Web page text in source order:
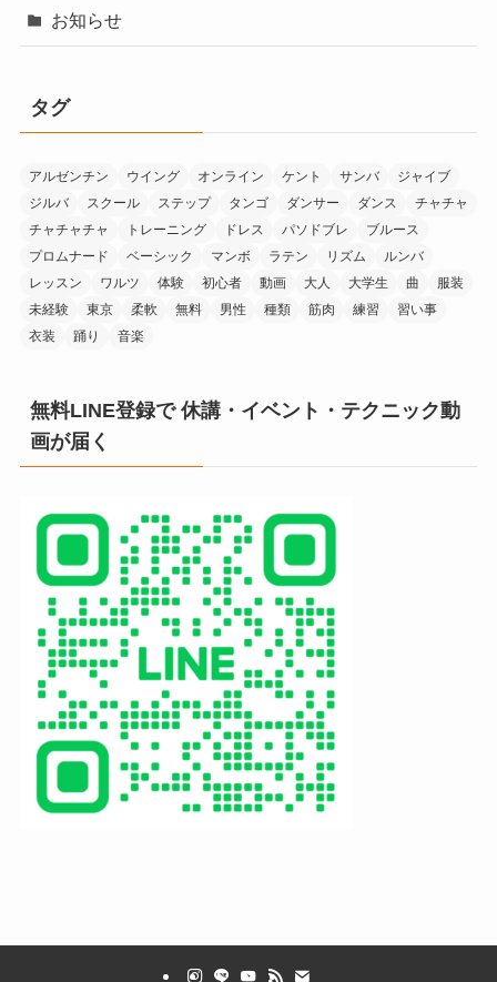
お知らせ
タグ
アルゼンチン ウイング オンライン ケント サンバ
ジャイブ
ジルバ
スクール ステップ タンゴ ダンサー ダンス
チャチャ
チャチャチャ
トレーニング ドレス パソドブレ
ブルース
プロムナード
ベーシック マンボ ラテン リズム
ルンバ
レッスン
ワルツ 体験 初心者 動画 大人 大学生 曲
服装
未経験
東京 柔軟 無料 男性 種類 筋肉 練習
習い事
衣装
踊り 音楽
無料LINE登録で 休講・イベント・テクニック動
画が届く